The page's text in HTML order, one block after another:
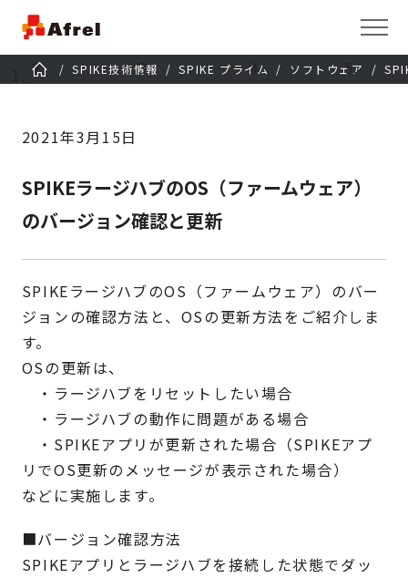
SPIKE技術情報 SPIKE プライム ソフトウェア
2021年3月15日
SPIKEラージハブのOS（ファームウェア）
のバージョン確認と更新
SPIKEラージハブのOS（ファームウェア）のバー
ジョンの確認方法と、OSの更新方法をご紹介しま
す。
OSの更新は、
・ラージハブをリセットしたい場合
・ラージハブの動作に問題がある場合
・SPIKEアプリが更新された場合（SPIKEアプ
リでOS更新のメッセージが表示された場合）
などに実施します。
■バージョン確認方法
SPIKEアプリとラージハブを接続した状態でダッ